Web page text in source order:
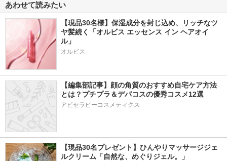
あわせて読みたい
【現品30名様】保湿成分を封じ込め、リッチなツ
ヤ髪続く「オルビス エッセンス イン ヘアオイ
ル」
オルビス
【編集部記事】顔の角質のおすすめ自宅ケア方法
とは？プチプラ＆デパコスの優秀コスメ12選
アピセラピーコスメティクス
【現品30名プレゼント】ひんやりマッサージジェ
ルクリーム「自然な、めぐりジェル。」